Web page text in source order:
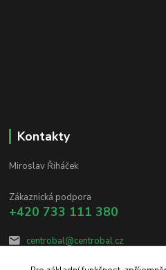
Kontakty
Miroslav Řiháček
Zákaznická podpora
+420 733 111 380
centrobal@centrobal.cz